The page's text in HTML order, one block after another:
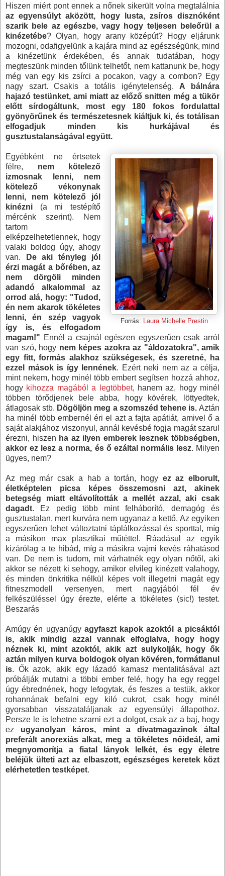
Hiszen miért pont ennek a nőnek sikerült volna megtalálnia
az egyensúlyt aközött, hogy lusta, zsíros disznóként
szarik bele az egészbe, vagy hogy teljesen beleőrül a
kinézetébe? Olyan, hogy arany középút? Hogy eljárunk
mozogni, odafigyelünk a kajára mind az egészségünk, mind
a kinézetünk érdekében, és annak tudatában, hogy
megteszünk minden tőlünk telhetőt, nem kattanunk be, hogy
még van egy kis zsírci a pocakon, vagy a combon? Egy
nagy szart. Csakis a totális igénytelenség. A bálnára
hajazó testünket, ami miatt az előző snitten még a tükör
előtt sírdogáltunk, most egy 180 fokos fordulattal
gyönyörűnek és természetesnek kiáltjuk ki, és totálisan
elfogadjuk minden kis hurkájával és
gusztustalanságával együtt.
Forrás: Laura Michelle Prestin
Egyébként ne értsetek
félre, nem kötelező
izmosnak lenni, nem
kötelező vékonynak
lenni, nem kötelező jól
kinézni (a mi testépítő
mércénk szerint). Nem
tartom
elképzelhetetlennek, hogy
valaki boldog úgy, ahogy
van.
De aki tényleg jól
érzi magát a bőrében, az
nem dörgöli minden
adandó alkalommal az
orrod alá, hogy: "Tudod,
én nem akarok tökéletes
lenni, én szép vagyok
így is, és elfogadom
magam!" Ennél a csajnál egészen egyszerűen csak arról
van szó, hogy nem képes azokra az "áldozatokra", amik
egy fitt, formás alakhoz szükségesek, és szeretné, ha
ezzel mások is így lennének. Ezért neki nem az a célja,
mint nekem, hogy minél több embert segítsen hozzá ahhoz,
hogy kihozza magából a legtöbbet, hanem az, hogy minél
többen törődjenek bele abba, hogy kövérek, löttyedtek,
átlagosak stb. Dögöljön meg a szomszéd tehene is. Aztán
ha minél több embernél éri el azt a fajta apátiát, amivel ő a
saját alakjához viszonyul, annál kevésbé fogja magát szarul
érezni, hiszen ha az ilyen emberek lesznek többségben,
akkor ez lesz a norma, és ő ezáltal normális lesz. Milyen
ügyes, nem?
Az meg már csak a hab a tortán, hogy ez az elborult,
életképtelen picsa képes összemosni azt, akinek
betegség miatt eltávolították a mellét azzal, aki csak
dagadt. Ez pedig több mint felháborító, demagóg és
gusztustalan, mert kurvára nem ugyanaz a kettő. Az egyiken
egyszerűen lehet változtatni táplálkozással és sporttal, míg
a másikon max plasztikai műtéttel. Ráadásul az egyik
kizárólag a te hibád, míg a másikra vajmi kevés ráhatásod
van. De nem is tudom, mit várhatnék egy olyan nőtől, aki
akkor se nézett ki sehogy, amikor elvileg kinézett valahogy,
és minden önkritika nélkül képes volt illegetni magát egy
fitneszmodell versenyen, mert nagyjából fél év
felkészüléssel úgy érezte, elérte a tökéletes (sic!) testet.
Beszarás
Amúgy én ugyanúgy agyfaszt kapok azoktól a picsáktól
is, akik mindig azzal vannak elfoglalva, hogy hogy
néznek ki, mint azoktól, akik azt sulykolják, hogy ők
aztán milyen kurva boldogok olyan kövéren, formátlanul
is. Ők azok, akik egy lázadó kamasz mentalitásával azt
próbálják mutatni a többi ember felé, hogy ha egy reggel
úgy ébrednének, hogy lefogytak, és feszes a testük, akkor
rohannának befalni egy kiló cukrot, csak hogy minél
gyorsabban visszataláljanak az egyensúlyi állapothoz.
Persze le is lehetne szarni ezt a dolgot, csak az a baj, hogy
ez ugyanolyan káros, mint a divatmagazinok által
preferált anorexiás alkat, meg a tökéletes nőideál, ami
megnyomorítja a fiatal lányok lelkét, és egy életre
beléjük ülteti azt az elbaszott, egészséges keretek közt
elérhetetlen testképet.